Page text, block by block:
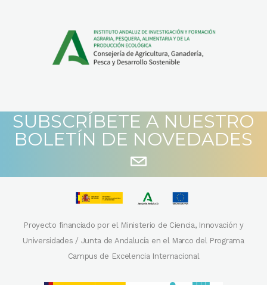
SUBSCRÍBETE A NUESTRO
BOLETÍN DE NOVEDADES
Proyecto financiado por el Ministerio de Ciencia, Innovación y
Universidades / Junta de Andalucía en el Marco del Programa
Campus de Excelencia Internacional